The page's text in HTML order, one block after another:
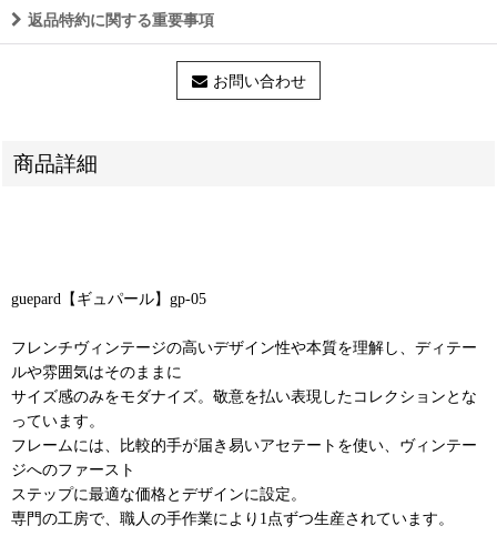
返品特約に関する重要事項
お問い合わせ
商品詳細
guepard【ギュパール】gp-05
フレンチヴィンテージの高いデザイン性や本質を理解し、ディテー
ルや雰囲気はそのままに
サイズ感のみをモダナイズ。敬意を払い表現したコレクションとな
っています。
フレームには、比較的手が届き易いアセテートを使い、ヴィンテー
ジへのファースト
ステップに最適な価格とデザインに設定。
専門の工房で、職人の手作業により1点ずつ生産されています。